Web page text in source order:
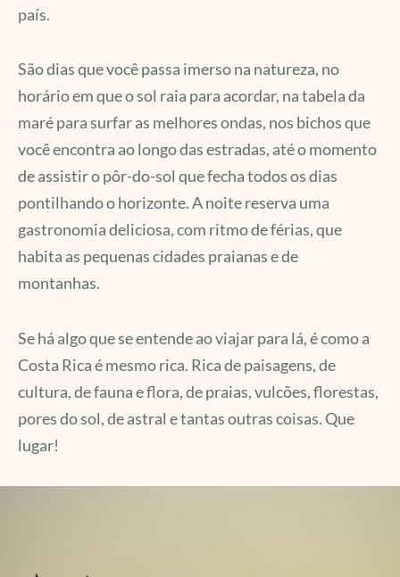
país.
São dias que você passa imerso na natureza, no
horário em que o sol raia para acordar, na tabela da
maré para surfar as melhores ondas, nos bichos que
você encontra ao longo das estradas, até o momento
de assistir o pôr-do-sol que fecha todos os dias
pontilhando o horizonte. A noite reserva uma
gastronomia deliciosa, com ritmo de férias, que
habita as pequenas cidades praianas e de
montanhas.
Se há algo que se entende ao viajar para lá, é como a
Costa Rica é mesmo rica. Rica de paisagens, de
cultura, de fauna e flora, de praias, vulcões, florestas,
pores do sol, de astral e tantas outras coisas. Que
lugar!